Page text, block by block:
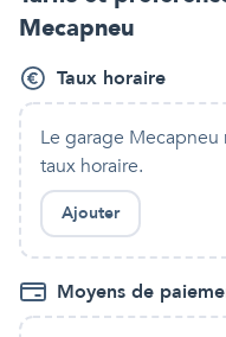
Mecapneu
Taux horaire
Le garage Mecapneu
taux horaire.
Ajouter
Moyens de